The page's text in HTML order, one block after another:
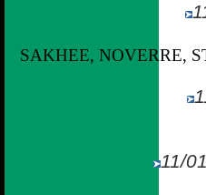
SAKHEE, NOVERRE,
11/